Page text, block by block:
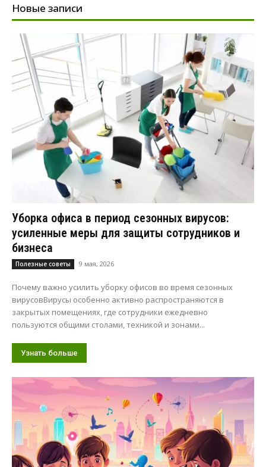
Новые записи
Уборка офиса в период сезонных вирусов:
усиленные меры для защиты сотрудников и
бизнеса
Полезные советы 9 мая, 2026
Почему важно усилить уборку офисов во время сезонных
вирусовВирусы особенно активно распространяются в
закрытых помещениях, где сотрудники ежедневно
пользуются общими столами, техникой и зонами...
Узнать больше